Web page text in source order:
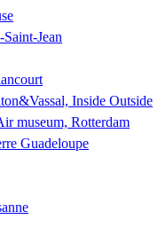
Jean
Inside Outside
museum, Rotterdam
Guadeloupe